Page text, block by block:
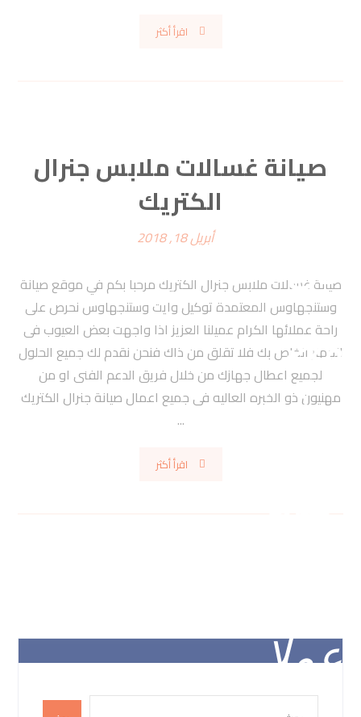
اقرأ أكثر
صيانة غسالات ملابس جنرال
الكتريك
أبريل 18, 2018
صيانة غسالات ملابس جنرال الكتريك مرحبا بكم في موقع صيانة
وستنجهاوس المعتمدة توكيل وايت وستنجهاوس نحرص على
راحة عملائها الكرام عميلنا العزيز اذا واجهت بعض العيوب فى
الجهاز الخاص بك فلا تقلق من ذاك فنحن نقدم لك جميع الحلول
لجميع اعطال جهازك من خلال فريق الدعم الفنى او من
مهنيون ذو الخبره العاليه فى جميع اعمال صيانة جنرال الكتريك
...
اقرأ أكثر